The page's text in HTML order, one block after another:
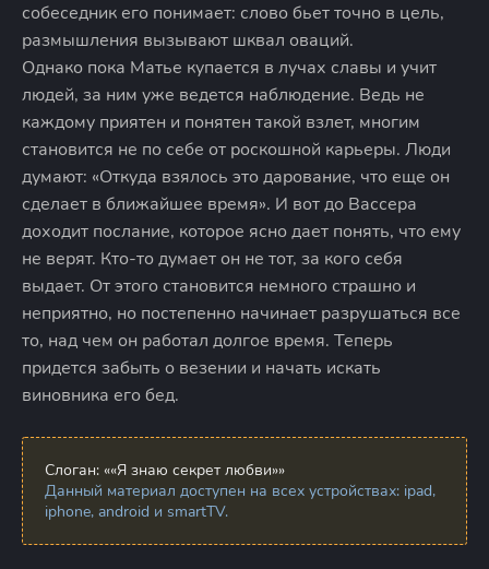
собеседник его понимает: слово бьет точно в цель,
размышления вызывают шквал оваций.
Однако пока Матье купается в лучах славы и учит
людей, за ним уже ведется наблюдение. Ведь не
каждому приятен и понятен такой взлет, многим
становится не по себе от роскошной карьеры. Люди
думают: «Откуда взялось это дарование, что еще он
сделает в ближайшее время». И вот до Вассера
доходит послание, которое ясно дает понять, что ему
не верят. Кто-то думает он не тот, за кого себя
выдает. От этого становится немного страшно и
неприятно, но постепенно начинает разрушаться все
то, над чем он работал долгое время. Теперь
придется забыть о везении и начать искать
виновника его бед.
Слоган: ««Я знаю секрет любви»»
Данный материал доступен на всех устройствах: ipad,
iphone, android и smartTV.